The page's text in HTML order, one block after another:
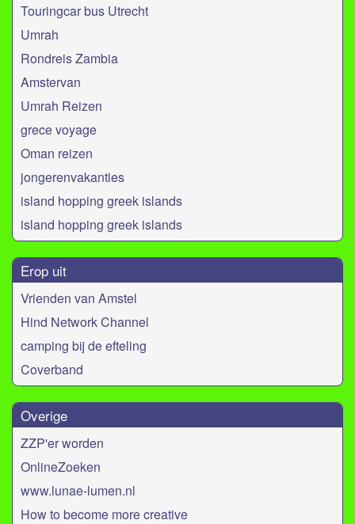
Touringcar bus Utrecht
Umrah
Rondreis Zambia
Amstervan
Umrah Reizen
grece voyage
Oman reizen
jongerenvakanties
island hopping greek islands
island hopping greek islands
Erop uit
Vrienden van Amstel
Hind Network Channel
camping bij de efteling
Coverband
Overige
ZZP'er worden
OnlineZoeken
www.lunae-lumen.nl
How to become more creative